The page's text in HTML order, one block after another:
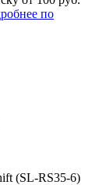
по
(SL-RS35-6)